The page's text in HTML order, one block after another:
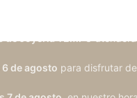
de agosto para disfrutar